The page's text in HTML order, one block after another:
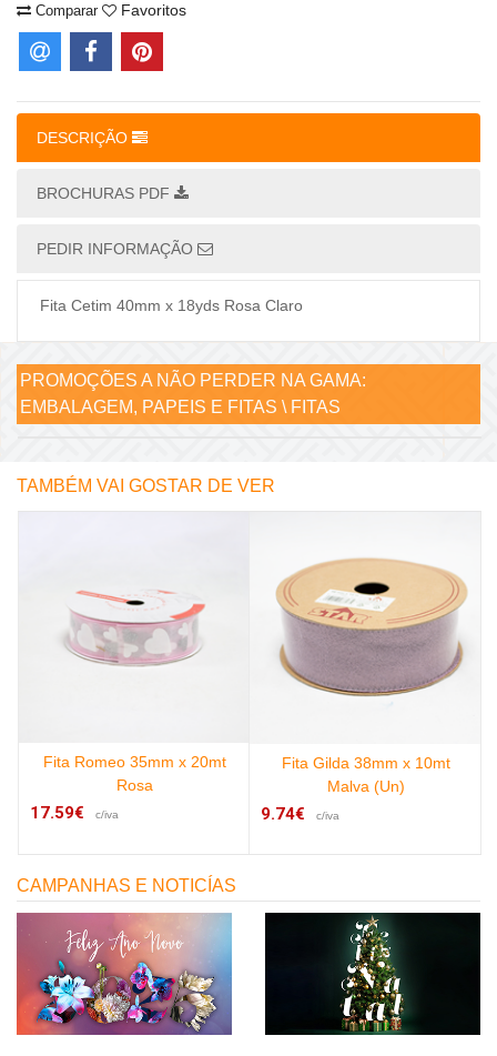
Comparar Favoritos
DESCRIÇÃO
BROCHURAS PDF
PEDIR INFORMAÇÃO
Fita Cetim 40mm x 18yds Rosa Claro
PROMOÇÕES A NÃO PERDER NA GAMA:
EMBALAGEM, PAPEIS E FITAS \ FITAS
TAMBÉM VAI GOSTAR DE VER
Fita Romeo 35mm x 20mt
Rosa
17.59€ c/iva
Fita Gilda 38mm x 10mt
Malva (Un)
9.74€ c/iva
CAMPANHAS E NOTICÍAS